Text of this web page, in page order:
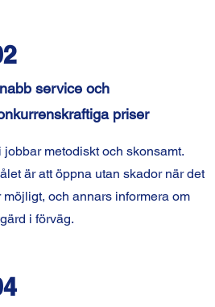
service och
priser
jobbar metodiskt och skonsamt.
är att öppna utan skador när det
möjligt, och annars informera om
i förväg.